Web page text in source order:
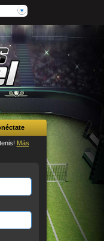
Más